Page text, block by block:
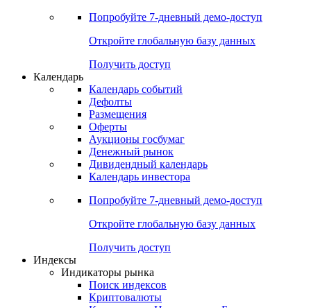
Попробуйте 7-дневный демо-доступ
Откройте глобальную базу данных
Получить доступ
Календарь
Календарь событий
Дефолты
Размещения
Оферты
Аукционы госбумаг
Денежный рынок
Дивидендный календарь
Календарь инвестора
Попробуйте 7-дневный демо-доступ
Откройте глобальную базу данных
Получить доступ
Индексы
Индикаторы рынка
Поиск индексов
Криптовалюты